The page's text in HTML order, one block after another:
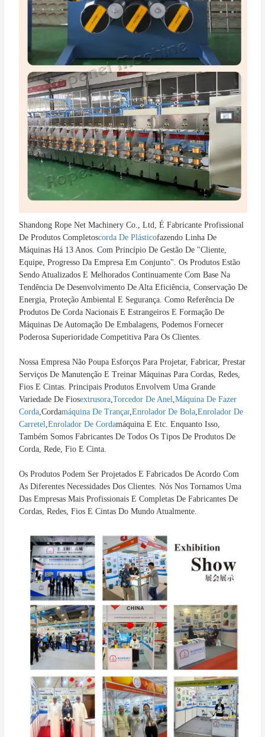
Shandong Rope Net Machinery Co., Ltd, É Fabricante Profissional
De Produtos CompletosCorda De PlásticoFazendo Linha De
Máquinas Há 13 Anos. Com Princípio De Gestão De "cliente,
Equipe, Progresso Da Empresa Em Conjunto". Os Produtos Estão
Sendo Atualizados E Melhorados Continuamente Com Base Na
Tendência De Desenvolvimento De Alta Eficiência, Conservação De
Energia, Proteção Ambiental E Segurança. Como Referência De
Produtos De Corda Nacionais E Estrangeiros E Formação De
Máquinas De Automação De Embalagens, Podemos Fornecer
Poderosa Superioridade Competitiva Para Os Clientes.
Nossa Empresa Não Poupa Esforços Para Projetar, Fabricar, Prestar
Serviços De Manutenção E Treinar Máquinas Para Cordas, Redes,
Fios E Cintas. Principais Produtos Envolvem Uma Grande
Variedade De FiosExtrusora Torcedor De Anel Máquina De Fazer
Corda ,cordaMáquina De Trançar Enrolador De Bola Enrolador De
Carretel Enrolador De CordaMáquina E Etc. Enquanto Isso,
Também Somos Fabricantes De Todos Os Tipos De Produtos De
Corda, Rede, Fio E Cinta.
Os Produtos Podem Ser Projetados E Fabricados De Acordo Com
As Diferentes Necessidades Dos Clientes. Nós Nos Tornamos Uma
Das Empresas Mais Profissionais E Completas De Fabricantes De
Cordas, Redes, Fios E Cintas Do Mundo Atualmente.